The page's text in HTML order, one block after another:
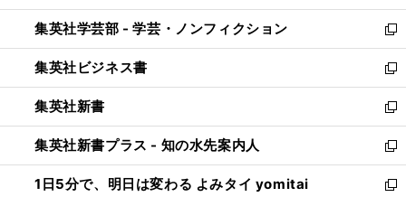
開
く
ウ
で
開
く
ン
ド
ウ
で
開
く
ウ
ィ
ン
ド
ウ
で
開
く
集英社学芸部 - 学芸・ノンフィクション
新
し
い
ウ
ィ
ン
ド
ウ
で
集英社ビジネス書
新
し
い
ウ
ィ
ン
ド
集英社新書
新
し
い
ウ
ィ
集英社新書プラス - 知の水先案内人
新
し
い
1日5分で、明日は変わる よみタイ yomitai
新